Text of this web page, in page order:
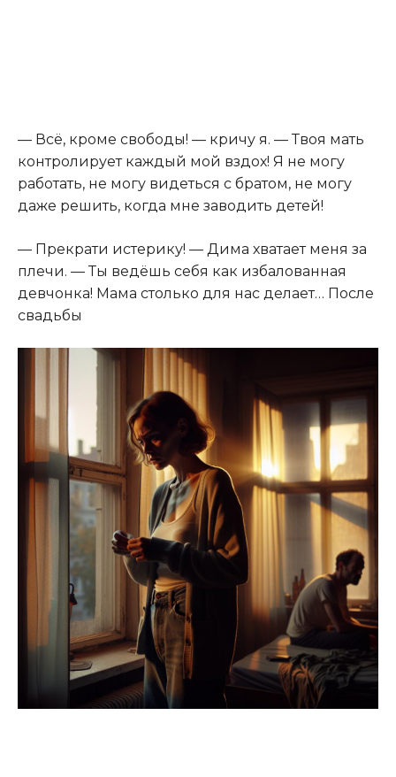
— Всё, кроме свободы! — кричу я. — Твоя мать
контролирует каждый мой вздох! Я не могу
работать, не могу видеться с братом, не могу
даже решить, когда мне заводить детей!
— Прекрати истерику! — Дима хватает меня за
плечи. — Ты ведёшь себя как избалованная
девчонка! Мама столько для нас делает… После
свадьбы